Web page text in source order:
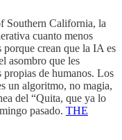
Southern California, la
cuanto menos
crean que la IA es
asombro que les
propias de humanos. Los
un algoritmo, no magia,
del “Quita, que ya lo
pasado. THE